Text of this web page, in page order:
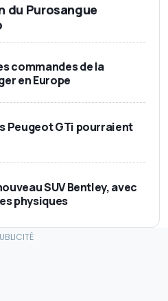
du Purosangue
commandes de la
en Europe
Peugeot GTi pourraient
SUV Bentley, avec
physiques